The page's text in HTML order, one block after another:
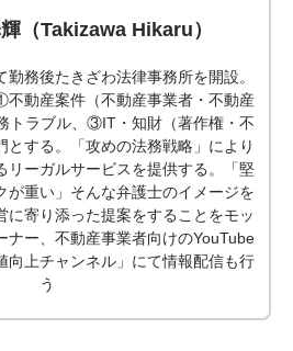
（Takizawa Hikaru）
務後たきざわ法律事務所を開設。
動産案件（不動産事業者・不動産
トラブル、③IT・知財（著作権・不
とする。「攻めの法務戦略」により
リーガルサービスを提供する。「堅
が重い」そんな弁護士のイメージを
に寄り添った提案をすることをモッ
ナー、不動産事業者向けのYouTube
向上チャンネル」にて情報配信も行
う